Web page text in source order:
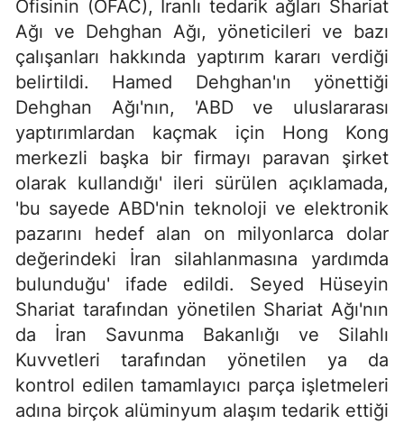
Ofisinin (OFAC), İranlı tedarik ağları Shariat
Ağı ve Dehghan Ağı, yöneticileri ve bazı
çalışanları hakkında yaptırım kararı verdiği
belirtildi. Hamed Dehghan'ın yönettiği
Dehghan Ağı'nın, 'ABD ve uluslararası
yaptırımlardan kaçmak için Hong Kong
merkezli başka bir firmayı paravan şirket
olarak kullandığı' ileri sürülen açıklamada,
'bu sayede ABD'nin teknoloji ve elektronik
pazarını hedef alan on milyonlarca dolar
değerindeki İran silahlanmasına yardımda
bulunduğu' ifade edildi. Seyed Hüseyin
Shariat tarafından yönetilen Shariat Ağı'nın
da İran Savunma Bakanlığı ve Silahlı
Kuvvetleri tarafından yönetilen ya da
kontrol edilen tamamlayıcı parça işletmeleri
adına birçok alüminyum alaşım tedarik ettiği